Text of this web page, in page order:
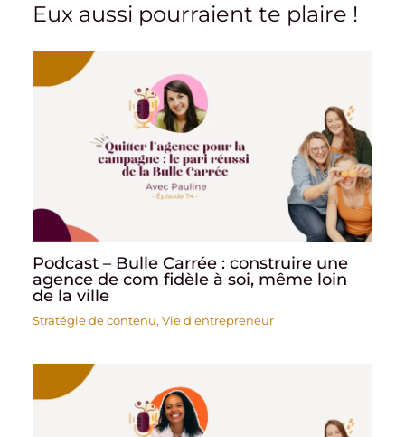
Eux aussi pourraient te plaire !
Podcast – Bulle Carrée : construire une
agence de com fidèle à soi, même loin
de la ville
Stratégie de contenu,Vie d’entrepreneur